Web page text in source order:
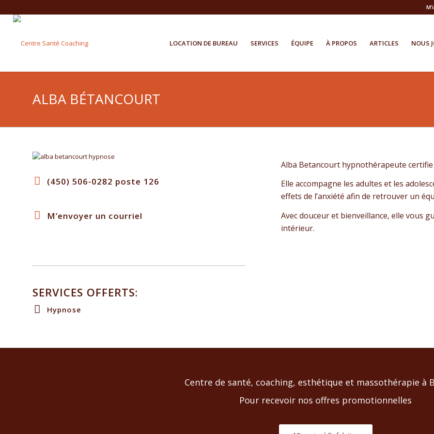
LOCATION DE BUREAU SERVICES ÉQUIPE À PROPOS ARTICLES NOUS
ALBA BÉTANCOURT
(450) 506-0282 poste 126
M’envoyer un courriel
SERVICES OFFERTS:
Hypnose
Alba Betancourt hypnothérapeute
Elle accompagne les adultes et les
effets de l’anxiété afin de retrouver un
Avec douceur et bienveillance, elle vous
intérieur.
Centre de santé, coaching, esthétique et massothérapie à
Pour recevoir nos offres promotionnelles